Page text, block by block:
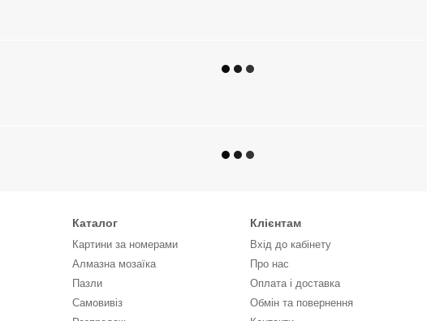
Каталог
Картини за номерами
Алмазна мозаїка
Пазли
Самовивіз
Клієнтам
Вхід до кабінету
Про нас
Оплата і доставка
Обмін та повернення